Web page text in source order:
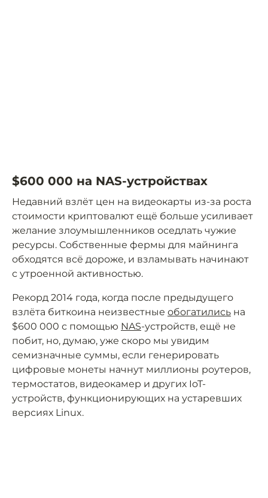
$600 000 на NAS-устройствах
Недавний взлёт цен на видеокарты из-за роста
стоимости криптовалют ещё больше усиливает
желание злоумышленников оседлать чужие
ресурсы. Собственные фермы для майнинга
обходятся всё дороже, и взламывать начинают
с утроенной активностью.
Рекорд 2014 года, когда после предыдущего
взлёта биткоина неизвестные обогатились на
$600 000 с помощью NAS-устройств, ещё не
побит, но, думаю, уже скоро мы увидим
семизначные суммы, если генерировать
цифровые монеты начнут миллионы роутеров,
термостатов, видеокамер и других IoT-
устройств, функционирующих на устаревших
версиях Linux.